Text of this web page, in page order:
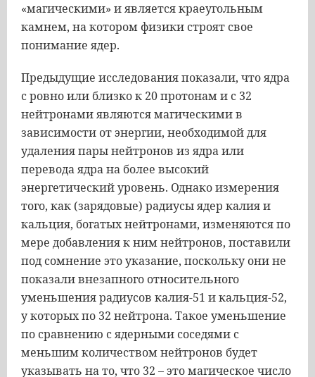
«магическими» и является краеугольным
камнем, на котором физики строят свое
понимание ядер.
Предыдущие исследования показали, что ядра
с ровно или близко к 20 протонам и с 32
нейтронами являются магическими в
зависимости от энергии, необходимой для
удаления пары нейтронов из ядра или
перевода ядра на более высокий
энергетический уровень. Однако измерения
того, как (зарядовые) радиусы ядер калия и
кальция, богатых нейтронами, изменяются по
мере добавления к ним нейтронов, поставили
под сомнение это указание, поскольку они не
показали внезапного относительного
уменьшения радиусов калия-51 и кальция-52,
у которых по 32 нейтрона. Такое уменьшение
по сравнению с ядерными соседями с
меньшим количеством нейтронов будет
указывать на то, что 32 – это магическое число